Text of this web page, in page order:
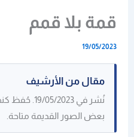
قمة بلا قمم
19/05/2023
مقال من الأرشيف
نُشر في 19/
بعض الصور القديمة متاحة.